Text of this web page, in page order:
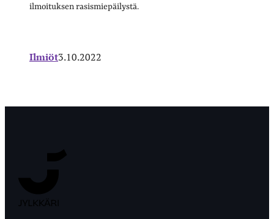
ilmoituksen rasismiepäilystä.
Ilmiöt3.10.2022